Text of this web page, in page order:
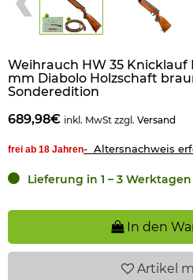
Weihrauch HW 35 Knicklauf
mm Diabolo Holzschaft
Sonderedition
689,98€ inkl. MwSt zzgl. Versand
frei ab 18 Jahren- Altersnachweis
Lieferung in 1 – 3 Werktagen
In den
Artikel